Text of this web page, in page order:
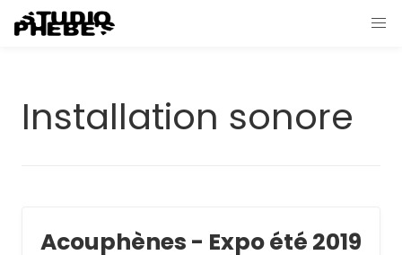
Installation sonore
Acouphènes - Expo été 2019